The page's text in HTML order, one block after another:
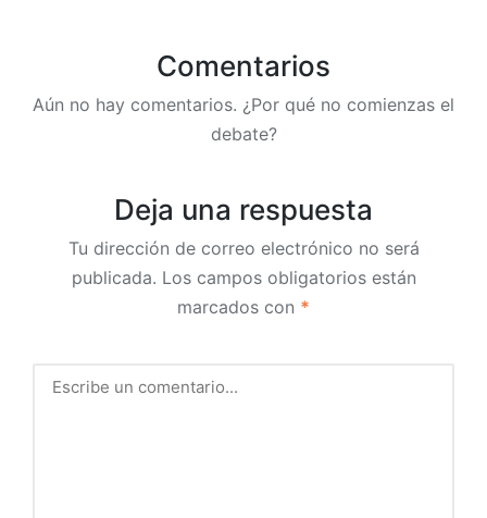
Comentarios
Aún no hay comentarios. ¿Por qué no comienzas el
debate?
Deja una respuesta
Tu dirección de correo electrónico no será
publicada. Los campos obligatorios están
marcados con *